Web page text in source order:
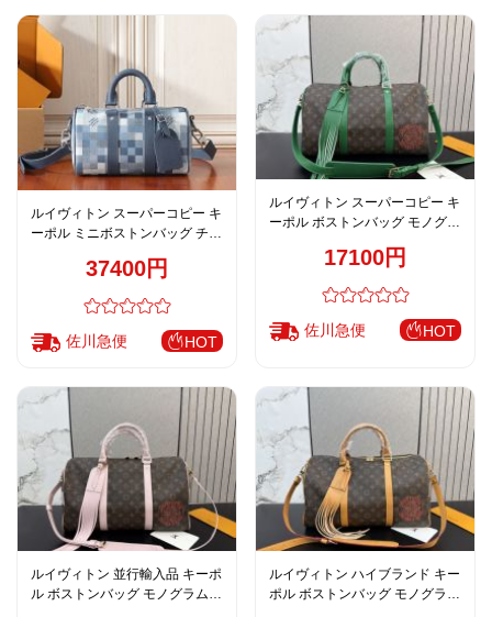
セ
ー
商
ルイヴィトン スーパーコピー キ
ーポル ミニボストンバッグ チェ
イン M2860037400円
佐川急便 HOT
ルイヴィトン スーパーコピー キ
ーポル ボストンバッグ モノグラ
ルスタイル17100円
佐川急便 HOT
ルイヴィトン 並行輸入品 キーポ
ル ボストンバッグ モノグラム
ルイヴィトン ハイブランド キー
ポル ボストンバッグ モノグラム